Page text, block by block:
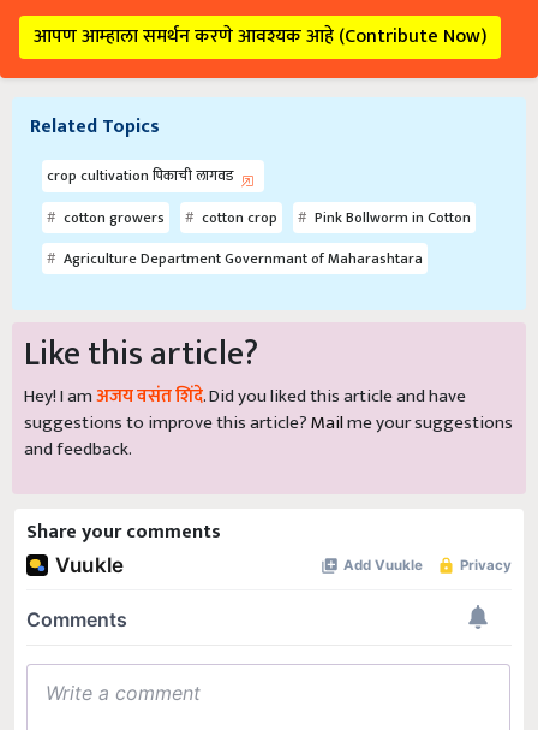
आपण आम्हाला समर्थन करणे आवश्यक आहे (Contribute Now)
Related Topics
crop cultivation पिकाची लागवड
cotton growers
cotton crop
Pink Bollworm in Cotton
Agriculture Department Governmant of Maharashtara
Like this article?
Hey! I amअजय वसंत शिंदे. Did you liked this article and have
suggestions to improve this article?Mailme your suggestions
and feedback.
Share your comments